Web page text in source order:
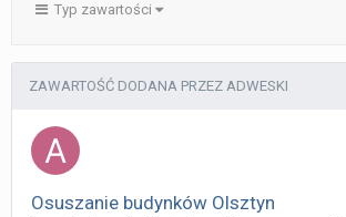
Typ zawartości
ZAWARTOŚĆ DODANA PRZEZ ADWESKI
Osuszanie budynków Olsztyn